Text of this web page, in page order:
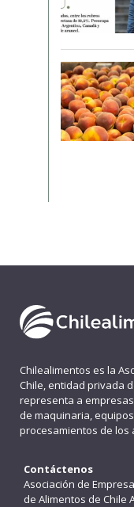
Chilealimentos es la
Chile, entidad privada
representa a
de maquinaria,
procesamientos de los
Contáctenos
Asociación de
de Alimentos de Chile